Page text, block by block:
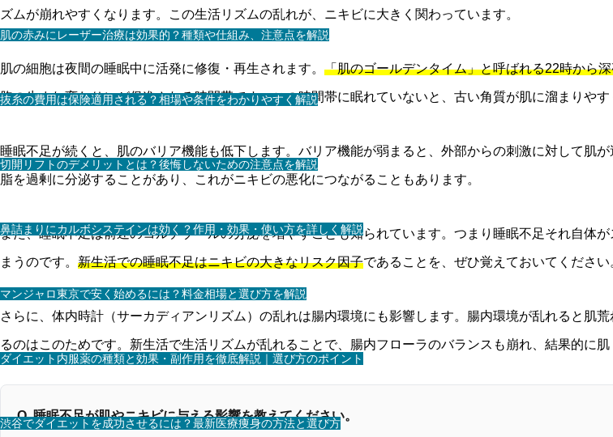
肌の赤みにレーザー治療は効果的？種類や仕組み、注意点を解説
抜糸の費用は保険適用される？相場や条件をわかりやすく解説
切開リフトのデメリットとは？後悔しないための注意点を解説
鼻詰まりにカルボシステインは効く？作用・効果・使い方を詳しく解説
マンジャロ東京で安く始めるには？料金相場と選び方を解説
ダイエット内服薬の種類と効果・副作用を徹底解説｜選び方のポイント
渋谷でダイエットを成功させるには？最新医療痩身の方法と選び方
ズムが崩れやすくなります。この生活リズムの乱れが、ニキビに大きく関わっています。
肌の細胞は夜間の睡眠中に活発に修復・再生されます。 「肌のゴールデンタイム」と呼ばれる22時から
胞の生まれ変わり）が促進される時間帯です。この時間帯に眠れていないと、古い角質が肌に溜まりや
睡眠不足が続くと、肌のバリア機能も低下します。バリア機能が弱まると、外部からの刺激に対して肌
脂を過剰に分泌することがあり、これがニキビの悪化につながることもあります。
また、睡眠不足は前述のコルチゾールの分泌を増やすことも知られています。つまり睡眠不足それ自
まうのです。 新生活での睡眠不足はニキビの大きなリスク因子であることを、ぜひ覚えておいてください
さらに、体内時計（サーカディアンリズム）の乱れは腸内環境にも影響します。腸内環境が乱れると肌
るのはこのためです。新生活で生活リズムが乱れることで、腸内フローラのバランスも崩れ、結果的に肌
Q. 睡眠不足が肌やニキビに与える影響を教えてください。